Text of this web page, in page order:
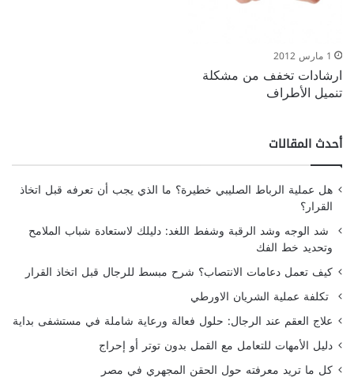
1 مارس 2012
ارشادات تخفف من مشكلة
تنميل الأطراف
أحدث المقالات
هل عملية الرباط الصليبي خطيرة؟ ما الذي يجب أن تعرفه قبل اتخاذ
القرار؟
شد الوجه وشد الرقبة وشفط اللغد: دليلك لاستعادة شباب الملامح
وتحديد خط الفك
كيف تعمل دعامات الانتصاب؟ شرح مبسط للرجال قبل اتخاذ القرار
تكلفة عملية الشريان الاورطي
علاج العقم عند الرجال: حلول فعالة ورعاية شاملة في مستشفى بداية
دليل الأمهات للتعامل مع القمل بدون توتر أو إحراج
كل ما تريد معرفته حول الحقن المجهري في مصر